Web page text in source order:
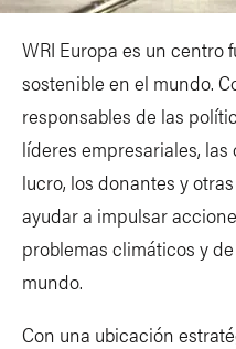
WRI Europa es un centro
sostenible en el mundo.
responsables de las
líderes empresariales,
lucro, los donantes y
ayudar a impulsar
problemas climáticos y
mundo.
Con una ubicación